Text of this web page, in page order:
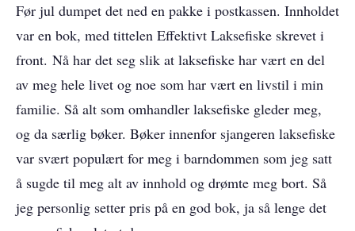
Før jul dumpet det ned en pakke i postkassen. Innholdet
var en bok, med tittelen Effektivt Laksefiske skrevet i
front. Nå har det seg slik at laksefiske har vært en del
av meg hele livet og noe som har vært en livstil i min
familie. Så alt som omhandler laksefiske gleder meg,
og da særlig bøker. Bøker innenfor sjangeren laksefiske
var svært populært for meg i barndommen som jeg satt
å sugde til meg alt av innhold og drømte meg bort. Så
jeg personlig setter pris på en god bok, ja så lenge det